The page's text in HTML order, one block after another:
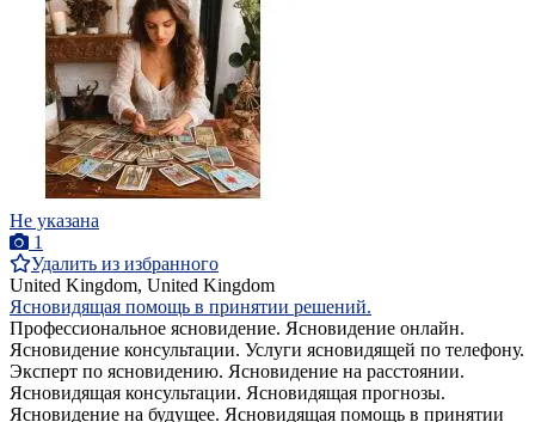
Не указана
1
Удалить из избранного
United Kingdom, United Kingdom
Ясновидящая помощь в принятии решений.
Профессиональное ясновидение. Ясновидение онлайн.
Ясновидение консультации. Услуги ясновидящей по телефону.
Эксперт по ясновидению. Ясновидение на расстоянии.
Ясновидящая консультации. Ясновидящая прогнозы.
Ясновидение на будущее. Ясновидящая помощь в принятии